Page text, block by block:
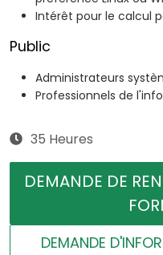
Intérêt pour le calcul
Public
Administrateurs
Professionnels de
35 Heures
DEMANDE DE
DEMANDE